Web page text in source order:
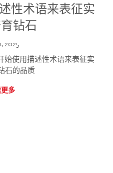
性术语来表征实
钻石
2025
始使用描述性术语来表征实
石的品质
多